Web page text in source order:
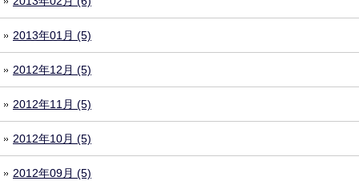
2013年01月 (5)
2012年12月 (5)
2012年11月 (5)
2012年10月 (5)
2012年09月 (5)